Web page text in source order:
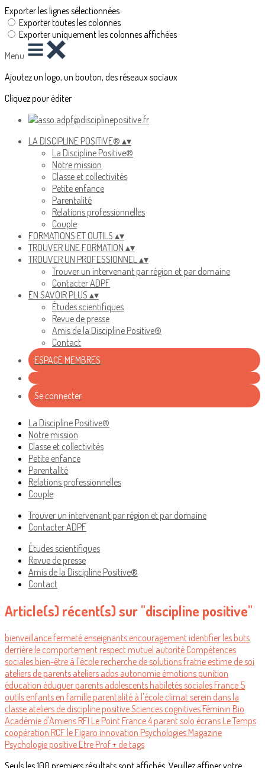
Exporter les lignes sélectionnées
Exporter toutes les colonnes
Exporter uniquement les colonnes affichées
Menu
Ajoutez un logo, un bouton, des réseaux sociaux
Cliquez pour éditer
LA DISCIPLINE POSITIVE® ▴▾
La Discipline Positive®
Notre mission
Classe et collectivités
Petite enfance
Parentalité
Relations professionnelles
Couple
FORMATIONS ET OUTILS ▴▾
TROUVER UNE FORMATION ▴▾
TROUVER UN PROFESSIONNEL▴▾
Trouver un intervenant par région et par domaine
Contacter ADPF
EN SAVOIR PLUS ▴▾
Études scientifiques
Revue de presse
Amis de la Discipline Positive®
Contact
ESPACE MEMBRES
Se connecter
La Discipline Positive®
Notre mission
Classe et collectivités
Petite enfance
Parentalité
Relations professionnelles
Couple
Trouver un intervenant par région et par domaine
Contacter ADPF
Études scientifiques
Revue de presse
Amis de la Discipline Positive®
Contact
Article(s) récent(s) sur "discipline positive"
bienveillance fermeté enseignants encouragement identifier les buts
derrière le comportement respect mutuel autorité Compétences
sociales bien-être à l'école recherche de solutions fratrie estime de soi
ateliers de parents ateliers ados autonomie émotions punition
éducation éduquer parents adolescents habiletés sociales France 5
outils enfants en famille parentalité à l'école climat serein dans la
classe ateliers de discipline positiveSciences cognitives Féminin Bio
Académie d'Amiens RFI Le Point France 4parent solo écrans Le Temps
coopération RCF le Figaro innovation Psychologies Magazine
Psychologie positive Etre Prof+ de tags
Seuls les 100 premiers résultats sont affichés. Veuillez affiner votre